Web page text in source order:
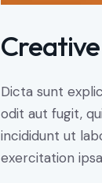
Dicta sunt
odit aut fugit,
incididunt ut
exercitation